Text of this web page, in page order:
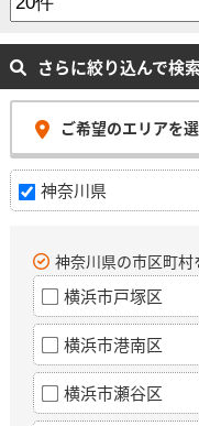
さらに絞り込んで検
ご希望のエリアを
神奈川県
神奈川県の市区町村
横浜市戸塚区
横浜市港南区
横浜市瀬谷区